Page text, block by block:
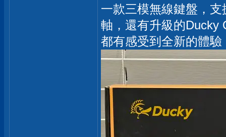
一款三模無線鍵盤，
軸，還有升級的Ducky
都有感受到全新的體驗